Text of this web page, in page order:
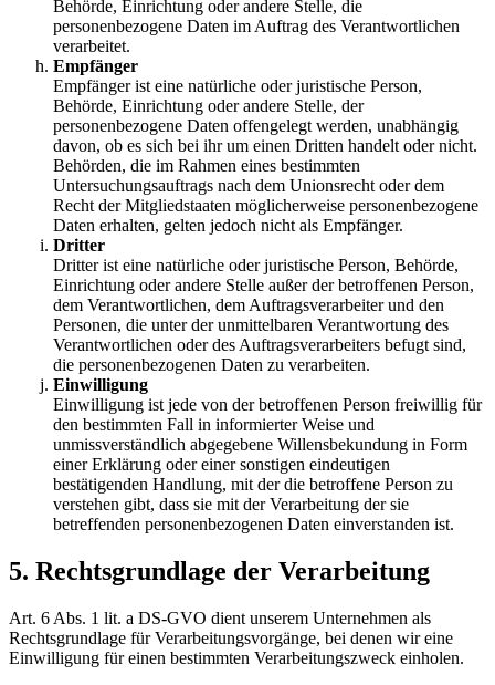
Behörde, Einrichtung oder andere Stelle, die
personenbezogene Daten im Auftrag des Verantwortlichen
verarbeitet.
Empfänger
Empfänger ist eine natürliche oder juristische Person,
Behörde, Einrichtung oder andere Stelle, der
personenbezogene Daten offengelegt werden, unabhängig
davon, ob es sich bei ihr um einen Dritten handelt oder nicht.
Behörden, die im Rahmen eines bestimmten
Untersuchungsauftrags nach dem Unionsrecht oder dem
Recht der Mitgliedstaaten möglicherweise personenbezogene
Daten erhalten, gelten jedoch nicht als Empfänger.
Dritter
Dritter ist eine natürliche oder juristische Person, Behörde,
Einrichtung oder andere Stelle außer der betroffenen Person,
dem Verantwortlichen, dem Auftragsverarbeiter und den
Personen, die unter der unmittelbaren Verantwortung des
Verantwortlichen oder des Auftragsverarbeiters befugt sind,
die personenbezogenen Daten zu verarbeiten.
Einwilligung
Einwilligung ist jede von der betroffenen Person freiwillig für
den bestimmten Fall in informierter Weise und
unmissverständlich abgegebene Willensbekundung in Form
einer Erklärung oder einer sonstigen eindeutigen
bestätigenden Handlung, mit der die betroffene Person zu
verstehen gibt, dass sie mit der Verarbeitung der sie
betreffenden personenbezogenen Daten einverstanden ist.
5. Rechtsgrundlage der Verarbeitung
Art. 6 Abs. 1 lit. a DS-GVO dient unserem Unternehmen als
Rechtsgrundlage für Verarbeitungsvorgänge, bei denen wir eine
Einwilligung für einen bestimmten Verarbeitungszweck einholen.